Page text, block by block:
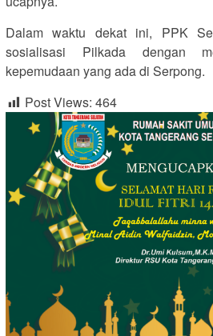
Dalam waktu dekat ini, PPK
sosialisasi Pilkada dengan
kepemudaan yang ada di Serpong.
Post Views: 464